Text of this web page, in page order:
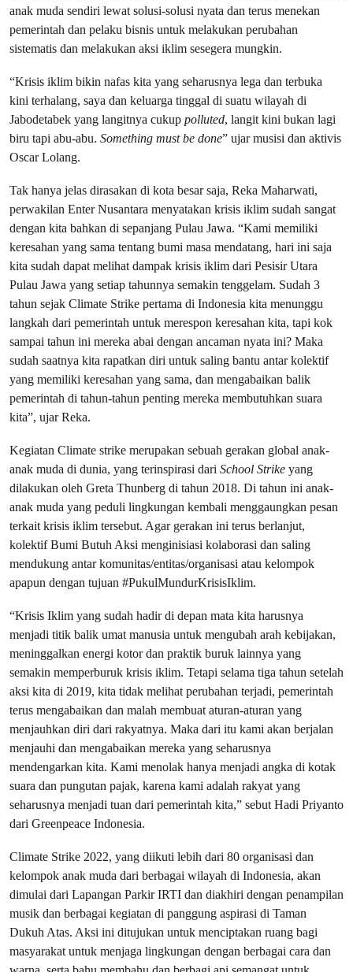
anak muda sendiri lewat solusi-solusi nyata dan terus menekan
pemerintah dan pelaku bisnis untuk melakukan perubahan
sistematis dan melakukan aksi iklim sesegera mungkin.
“Krisis iklim bikin nafas kita yang seharusnya lega dan terbuka
kini terhalang, saya dan keluarga tinggal di suatu wilayah di
Jabodetabek yang langitnya cukup polluted, langit kini bukan lagi
biru tapi abu-abu. Something must be done” ujar musisi dan aktivis
Oscar Lolang.
Tak hanya jelas dirasakan di kota besar saja, Reka Maharwati,
perwakilan Enter Nusantara menyatakan krisis iklim sudah sangat
dengan kita bahkan di sepanjang Pulau Jawa. “Kami memiliki
keresahan yang sama tentang bumi masa mendatang, hari ini saja
kita sudah dapat melihat dampak krisis iklim dari Pesisir Utara
Pulau Jawa yang setiap tahunnya semakin tenggelam. Sudah 3
tahun sejak Climate Strike pertama di Indonesia kita menunggu
langkah dari pemerintah untuk merespon keresahan kita, tapi kok
sampai tahun ini mereka abai dengan ancaman nyata ini? Maka
sudah saatnya kita rapatkan diri untuk saling bantu antar kolektif
yang memiliki keresahan yang sama, dan mengabaikan balik
pemerintah di tahun-tahun penting mereka membutuhkan suara
kita”, ujar Reka.
Kegiatan Climate strike merupakan sebuah gerakan global anak-
anak muda di dunia, yang terinspirasi dari School Strike yang
dilakukan oleh Greta Thunberg di tahun 2018. Di tahun ini anak-
anak muda yang peduli lingkungan kembali menggaungkan pesan
terkait krisis iklim tersebut. Agar gerakan ini terus berlanjut,
kolektif Bumi Butuh Aksi menginisiasi kolaborasi dan saling
mendukung antar komunitas/entitas/organisasi atau kelompok
apapun dengan tujuan #PukulMundurKrisisIklim.
“Krisis Iklim yang sudah hadir di depan mata kita harusnya
menjadi titik balik umat manusia untuk mengubah arah kebijakan,
meninggalkan energi kotor dan praktik buruk lainnya yang
semakin memperburuk krisis iklim. Tetapi selama tiga tahun setelah
aksi kita di 2019, kita tidak melihat perubahan terjadi, pemerintah
terus mengabaikan dan malah membuat aturan-aturan yang
menjauhkan diri dari rakyatnya. Maka dari itu kami akan berjalan
menjauhi dan mengabaikan mereka yang seharusnya
mendengarkan kita. Kami menolak hanya menjadi angka di kotak
suara dan pungutan pajak, karena kami adalah rakyat yang
seharusnya menjadi tuan dari pemerintah kita,” sebut Hadi Priyanto
dari Greenpeace Indonesia.
Climate Strike 2022, yang diikuti lebih dari 80 organisasi dan
kelompok anak muda dari berbagai wilayah di Indonesia, akan
dimulai dari Lapangan Parkir IRTI dan diakhiri dengan penampilan
musik dan berbagai kegiatan di panggung aspirasi di Taman
Dukuh Atas. Aksi ini ditujukan untuk menciptakan ruang bagi
masyarakat untuk menjaga lingkungan dengan berbagai cara dan